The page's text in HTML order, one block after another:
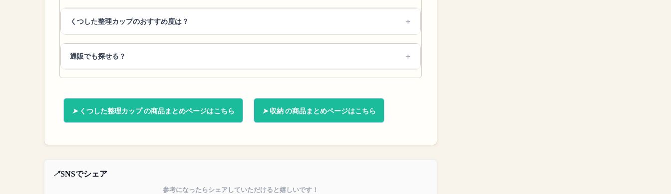
くつした整理カップのおすすめ度は？
通販でも探せる？
くつした整理カップ の商品まとめページはこちら 収納 の商品まとめページはこちら
SNSでシェア
参考になったらシェアしていただけると嬉しいです！